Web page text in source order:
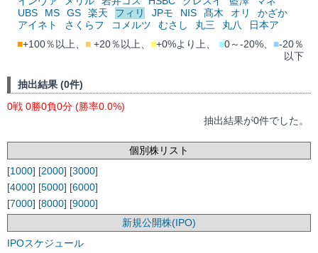
UBS
MS GS 楽天 フィリ JPモ NIS 髙木 オリ
かざか
アイネト
さくらフ コメルツ むさし 丸三 丸八
日本ア
■+100％以上、 ■ +20％以上、 ■+0%より上、 ■0～-20%、 ■-20％
以下
抽出結果 (0件)
0戦 0勝0負0分 (勝率0.0%)
抽出結果が0件でした。
個別株リスト
[1000] [2000] [3000]
[4000] [5000] [6000]
[7000] [8000] [9000]
新規公開株(IPO)
IPOスケジュール